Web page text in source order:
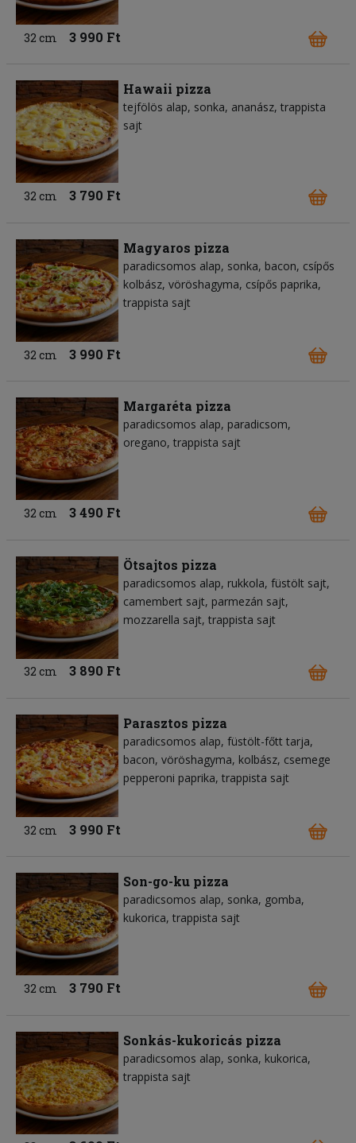
32 cm 3 990 Ft
Hawaii pizza
tejfölös alap sonka ananász trappista
sajt
32 cm 3 790 Ft
Magyaros pizza
paradicsomos alap sonka bacon csípős
kolbász vöröshagyma csípős paprika
trappista sajt
32 cm 3 990 Ft
Margaréta pizza
paradicsomos alap paradicsom
oregano trappista sajt
32 cm 3 490 Ft
Ötsajtos pizza
paradicsomos alap rukkola füstölt sajt
camembert sajt parmezán sajt
mozzarella sajt trappista sajt
32 cm 3 890 Ft
Parasztos pizza
paradicsomos alap füstölt-főtt tarja
bacon vöröshagyma kolbász csemege
pepperoni paprika trappista sajt
32 cm 3 990 Ft
Son-go-ku pizza
paradicsomos alap sonka gomba
kukorica trappista sajt
32 cm 3 790 Ft
Sonkás-kukoricás pizza
paradicsomos alap sonka kukorica
trappista sajt